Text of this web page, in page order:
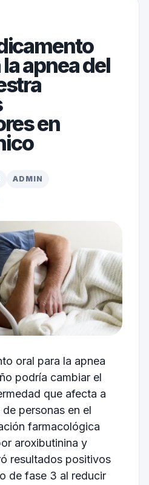
apnea del
en
ADMIN
oral para la apnea
podría cambiar el
que afecta a
personas en el
farmacológica
aroxibutinina y
resultados positivos
de fase 3 al reducir